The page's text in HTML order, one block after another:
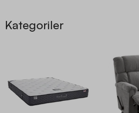
Kategoriler